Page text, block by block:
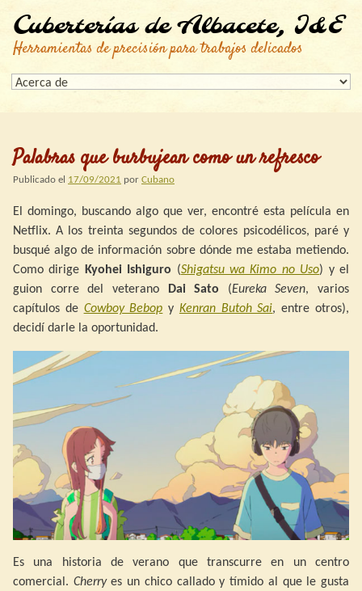
Cuberterías de Albacete, I&E
Herramientas de precisión para trabajos delicados
Palabras que burbujean como un refresco
Publicado el 17/09/2021 por Cubano
El domingo, buscando algo que ver, encontré esta película en
Netflix. A los treinta segundos de colores psicodélicos, paré y
busqué algo de información sobre dónde me estaba metiendo.
Como dirige Kyohei Ishiguro (Shigatsu wa Kimo no Uso) y el
guion corre del veterano
Dai Sato (Eureka Seven, varios
capítulos de Cowboy Bebop y Kenran Butoh Sai, entre otros),
decidí darle la oportunidad.
Es una historia de verano que transcurre en un centro
comercial. Cherryes un chico callado y tímido al que le gusta